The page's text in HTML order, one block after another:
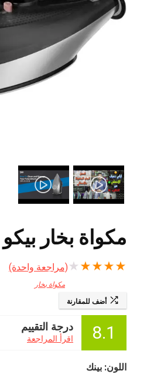
مكواة بخار بيكو 3000 وات
★
★
★
★
★ (مراجعة واحدة)
مكواة بخار
أضف للمقارنة
8.1 درجة التقييم
اقرأ المراجعة
اللون: بينك